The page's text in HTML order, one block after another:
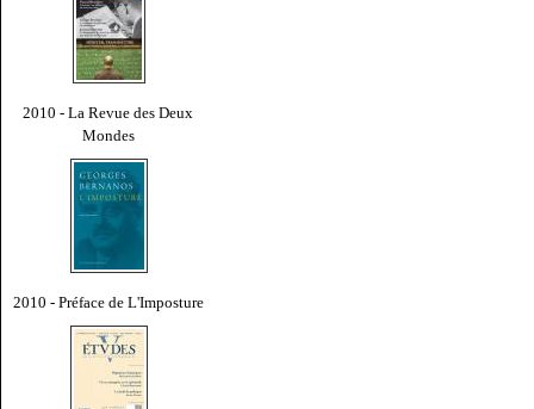
2010 - La Revue des Deux
Mondes
2010 - Préface de L'Imposture